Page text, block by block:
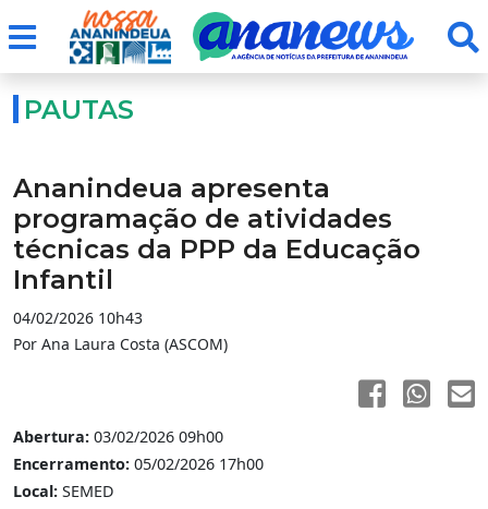
PAUTAS
Ananindeua apresenta
programação de atividades
técnicas da PPP da Educação
Infantil
04/02/2026 10h43
Por Ana Laura Costa (ASCOM)
Abertura: 03/02/2026 09h00
Encerramento: 05/02/2026 17h00
Local: SEMED